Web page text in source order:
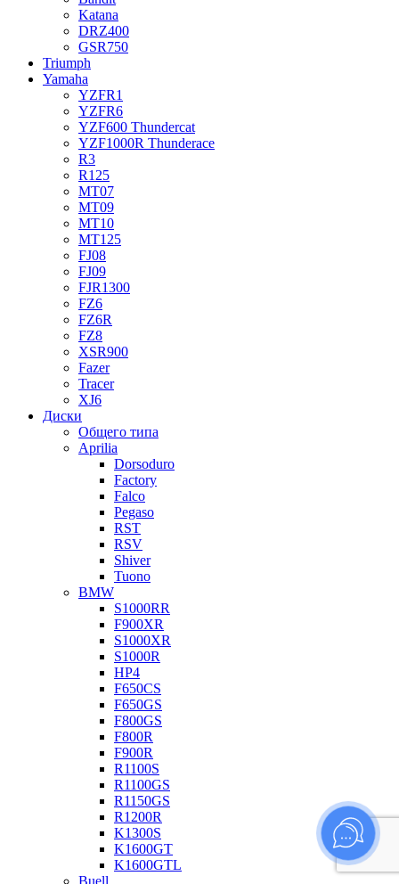
Katana
DRZ400
GSR750
Triumph
Yamaha
YZFR1
YZFR6
YZF600 Thundercat
YZF1000R Thunderace
R3
R125
MT07
MT09
MT10
MT125
FJ08
FJ09
FJR1300
FZ6
FZ6R
FZ8
XSR900
Fazer
Tracer
XJ6
Диски
Общего типа
Aprilia
Dorsoduro
Factory
Falco
Pegaso
RST
RSV
Shiver
Tuono
BMW
S1000RR
F900XR
S1000XR
S1000R
HP4
F650CS
F650GS
F800GS
F800R
F900R
R1100S
R1100GS
R1150GS
R1200R
K1300S
K1600GT
K1600GTL